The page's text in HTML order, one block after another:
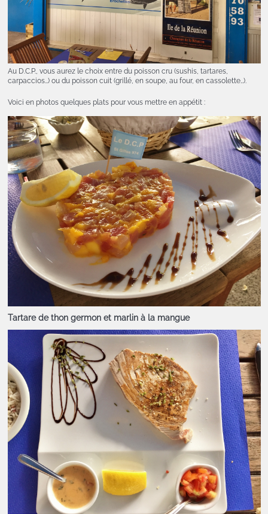
Au D.C.P., vous aurez le choix entre du poisson cru (sushis, tartares,
carpaccios…) ou du poisson cuit (grillé, en soupe, au four, en cassolette…).
Voici en photos quelques plats pour vous mettre en appétit :
Tartare de thon germon et marlin à la mangue